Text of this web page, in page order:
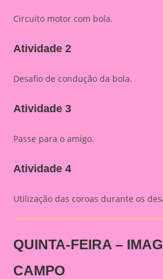
Circuito motor com bola.
Atividade 2
Desafio de condução da bola.
Atividade 3
Passe para o amigo.
Atividade 4
Utilização das coroas durante os
QUINTA-FEIRA –
CAMPO